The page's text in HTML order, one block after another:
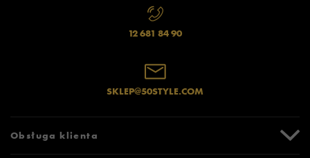
12 681 84 90
SKLEP@50STYLE.COM
Obsługa klienta